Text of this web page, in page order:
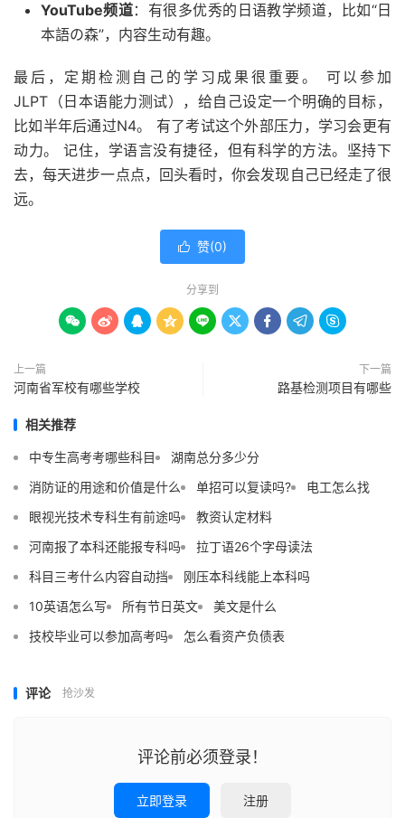
YouTube频道：有很多优秀的日语教学频道，比如“日
本語の森”，内容生动有趣。
最后，定期检测自己的学习成果很重要。 可以参加
JLPT（日本语能力测试），给自己设定一个明确的目标，
比如半年后通过N4。 有了考试这个外部压力，学习会更有
动力。 记住，学语言没有捷径，但有科学的方法。坚持下
去，每天进步一点点，回头看时，你会发现自己已经走了很
远。
 赞(0)
分享到
        
上一篇
河南省军校有哪些学校
下一篇
路基检测项目有哪些
相关推荐
中专生高考考哪些科目
湖南总分多少分
消防证的用途和价值是什么
单招可以复读吗?
电工怎么找
眼视光技术专科生有前途吗
教资认定材料
河南报了本科还能报专科吗
拉丁语26个字母读法
科目三考什么内容自动挡
刚压本科线能上本科吗
10英语怎么写
所有节日英文
美文是什么
技校毕业可以参加高考吗
怎么看资产负债表
评论 抢沙发
评论前必须登录！
立即登录 注册